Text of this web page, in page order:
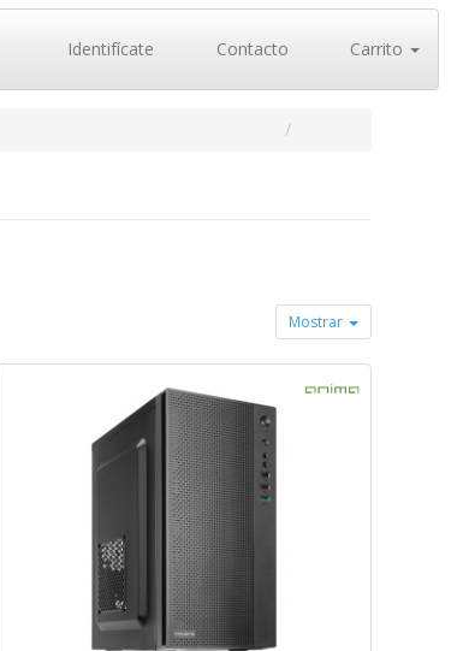
Identifícate Contacto Carrito
Mostrar